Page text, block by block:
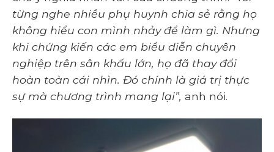
từng nghe nhiều phụ huynh chia sẻ rằng họ
không hiểu con mình nhảy để làm gì. Nhưng
khi chứng kiến các em biểu diễn chuyên
nghiệp trên sân khấu lớn, họ đã thay đổi
hoàn toàn cái nhìn. Đó chính là giá trị thực
sự mà chương trình mang lại”, anh nói.